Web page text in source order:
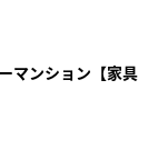
マンション【家具